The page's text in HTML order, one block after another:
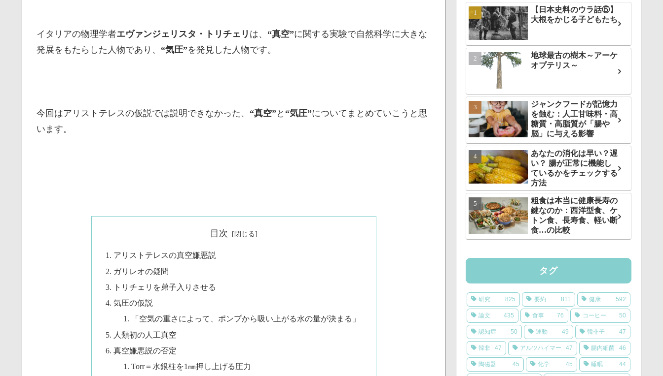
イタリアの物理学者エヴァンジェリスタ・トリチェリ は、 “真空”に関する実験で自然科学に大きな
発展をもたらした人物であり、 “気圧”を発見した人物です。
今回はアリストテレスの仮説では説明できなかった、 “真空”と “気圧”についてまとめていこうと思
います。
目次
アリストテレスの真空嫌悪説
ガリレオの疑問
トリチェリを弟子入りさせる
気圧の仮説
「空気の重さによって、ポンプから吸い上がる水の量が決まる」
人類初の人工真空
真空嫌悪説の否定
Torr＝水銀柱を1㎜押し上げる圧力
【日本史料のウラ話⑤】
大根をかじる子どもたち
地球最古の樹木～アーケ
オプテリス～
ジャンクフードが記憶力
を蝕む：人工甘味料・高
糖質・高脂質が「腸や
脳」に与える影響
あなたの消化は早い？遅
い？ 腸が正常に機能し
ているかをチェックする
方法
粗食は本当に健康長寿の
鍵なのか：西洋型食、ケ
トン食、長寿食、軽い断
食…の比較
タグ
研究 825 要約 811 健康 592
論文 435 食事 76 コーヒー 50
認知症 50 運動 49 韓非子 47
韓非 47 アルツハイマー 47 腸内細菌 46
陶磁器 45 化学 45 睡眠 44